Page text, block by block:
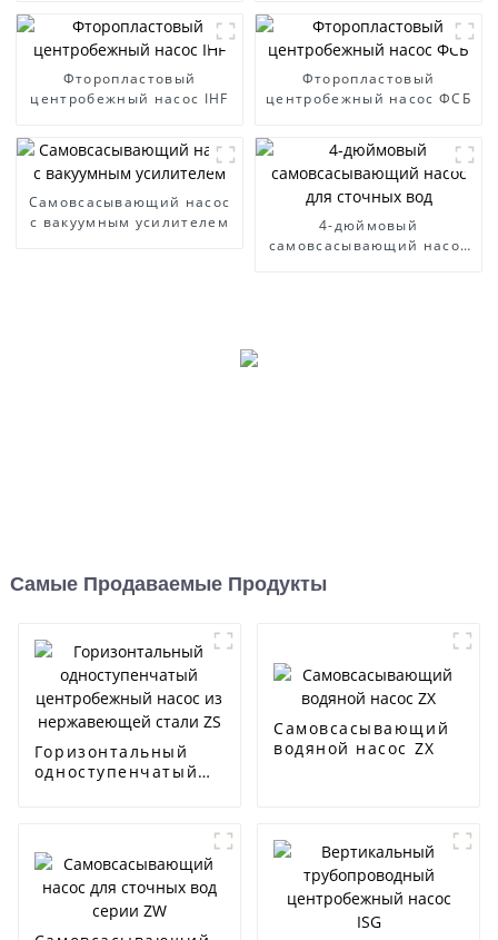
Фторопластовый
центробежный насос IHF
Фторопластовый
центробежный насос ФСБ
Самовсасывающий насос
с вакуумным усилителем
4-дюймовый
самовсасывающий насос
Самые Продаваемые Продукты
Горизонтальный
одноступенчатый
стали ZS
Самовсасывающий
водяной насос ZX